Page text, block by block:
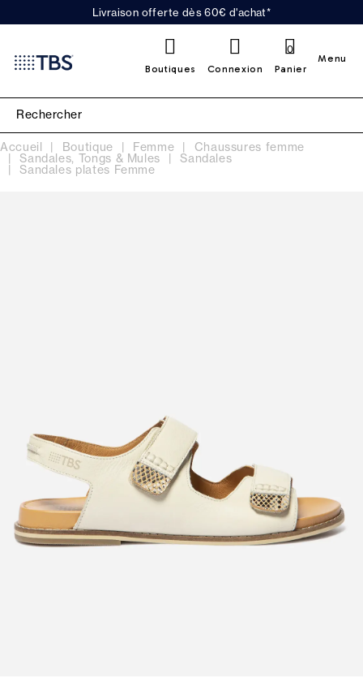
Livraison offerte dès 60€ d'achat*
Boutiques Connexion Panier
0
Menu
Accueil Boutique Femme Chaussures femme
Sandales, Tongs & Mules Sandales
Sandales plates Femme